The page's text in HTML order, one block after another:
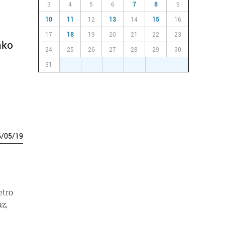
/05/19
3 4 5 6 7 8 9
10 11 12 13 14 15 16
17 18 19 20 21 22 23
24 25 26 27 28 29 30
31